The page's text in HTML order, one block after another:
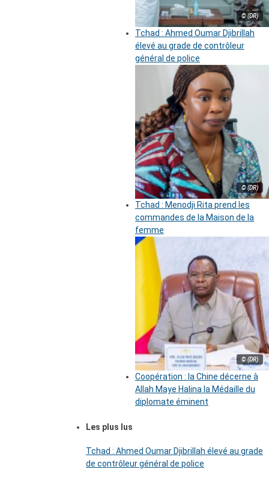
© (DR)
Tchad : Ahmed Oumar Djibrillah
élevé au grade de contrôleur
général de police
© (DR)
Tchad : Menodji Rita prend les
commandes de la Maison de la
femme
© (DR)
Coopération : la Chine décerne à
Allah Maye Halina la Médaille du
diplomate éminent
Les plus lus
Tchad : Ahmed Oumar Djibrillah élevé au grade
de contrôleur général de police